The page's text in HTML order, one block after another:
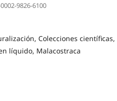
9826-6100
Colecciones científicas,
líquido, Malacostraca